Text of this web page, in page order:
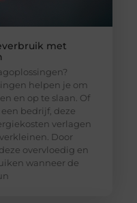
met
helpen je om
en op te slaan. Of
bedrijf, deze
verlagen
Door
overvloedig en
wanneer de